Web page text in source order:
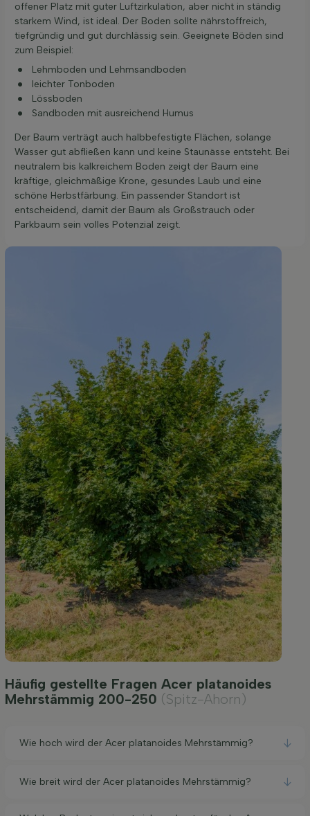
offener Platz mit guter Luftzirkulation, aber nicht in ständig
starkem Wind, ist ideal. Der Boden sollte nährstoffreich,
tiefgründig und gut durchlässig sein. Geeignete Böden sind
zum Beispiel:
Lehmboden und Lehmsandboden
leichter Tonboden
Lössboden
Sandboden mit ausreichend Humus
Der Baum verträgt auch halbbefestigte Flächen, solange
Wasser gut abfließen kann und keine Staunässe entsteht. Bei
neutralem bis kalkreichem Boden zeigt der Baum eine
kräftige, gleichmäßige Krone, gesundes Laub und eine
schöne Herbstfärbung. Ein passender Standort ist
entscheidend, damit der Baum als Großstrauch oder
Parkbaum sein volles Potenzial zeigt.
Häufig gestellte Fragen Acer platanoides
Mehrstämmig 200-250 (Spitz-Ahorn)
Wie hoch wird der Acer platanoides Mehrstämmig?
Wie breit wird der Acer platanoides Mehrstämmig?